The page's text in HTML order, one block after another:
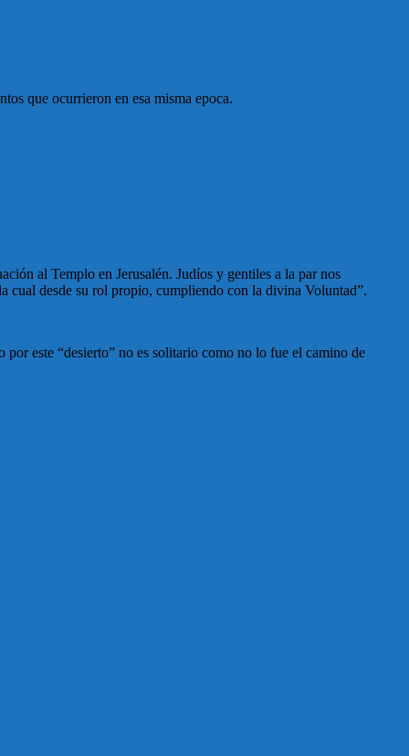
que ocurrieron en esa misma epoca.
al Templo en Jerusalén. Judíos y gentiles a la par nos
cual desde su rol propio, cumpliendo con la divina Voluntad”.
este “desierto” no es solitario como no lo fue el camino de